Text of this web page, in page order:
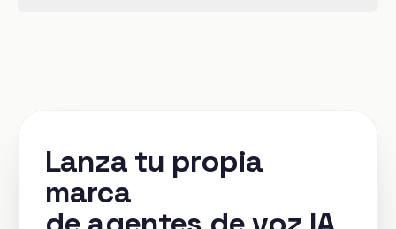
Lanza tu propia
marca